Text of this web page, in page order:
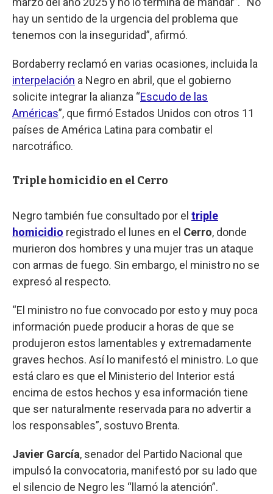
hay un sentido de la urgencia del problema que
tenemos con la inseguridad”, afirmó.
Bordaberry reclamó en varias ocasiones, incluida la
interpelación a Negro en abril, que el gobierno
solicite integrar la alianza “Escudo de las
Américas”, que firmó Estados Unidos con otros 11
países de América Latina para combatir el
narcotráfico.
Triple homicidio en el Cerro
Negro también fue consultado por el triple
homicidio registrado el lunes en el Cerro, donde
murieron dos hombres y una mujer tras un ataque
con armas de fuego. Sin embargo, el ministro no se
expresó al respecto.
“El ministro no fue convocado por esto y muy poca
información puede producir a horas de que se
produjeron estos lamentables y extremadamente
graves hechos. Así lo manifestó el ministro. Lo que
está claro es que el Ministerio del Interior está
encima de estos hechos y esa información tiene
que ser naturalmente reservada para no advertir a
los responsables”, sostuvo Brenta.
Javier García, senador del Partido Nacional que
impulsó la convocatoria, manifestó por su lado que
el silencio de Negro les “llamó la atención”.